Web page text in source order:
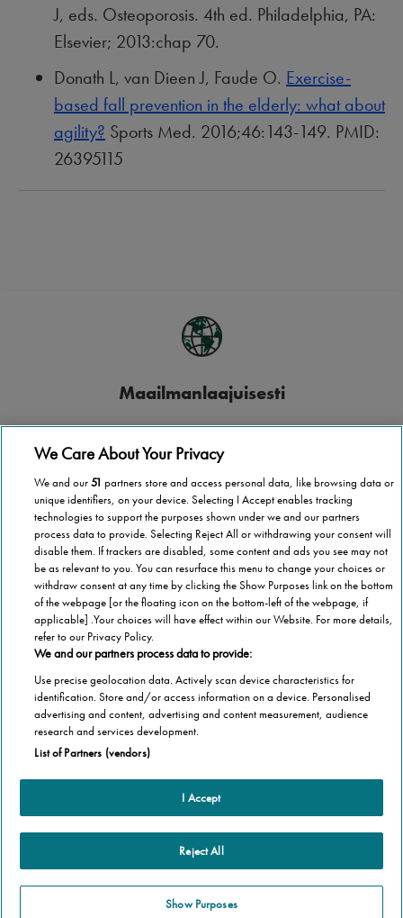
J, eds. Osteoporosis. 4th ed. Philadelphia, PA:
Elsevier; 2013:chap 70.
Donath L, van Dieen J, Faude O. Exercise-
based fall prevention in the elderly: what about
agility? Sports Med. 2016;46:143-149. PMID:
26395115
Maailmanlaajuisesti
Stannah toimii yli 40 maassa.
Paikallisesti
Asuitpa missä tahansa Suomessa, Stannah tulee luoksesi.
1 000 000 porrashissiä
Stannah on asentanut yli 1 000 000 porrashissiä
Kaareviin portaikkoihin
Suoriin portaikkoihin
Ota yhteyttä
We Care About Your Privacy
We and our51 partners store and access personal data, like browsing data or
unique identifiers, on your device. Selecting I Accept enables tracking
technologies to support the purposes shown under we and our partners
process data to provide. Selecting Reject All or withdrawing your consent will
disable them. If trackers are disabled, some content and ads you see may not
be as relevant to you. You can resurface this menu to change your choices or
withdraw consent at any time by clicking the Show Purposes link on the bottom
of the webpage [or the floating icon on the bottom-left of the webpage, if
applicable] .Your choices will have effect within our Website. For more details,
refer to our Privacy Policy.
We and our partners process data to provide:
Use precise geolocation data. Actively scan device characteristics for
identification. Store and/or access information on a device. Personalised
advertising and content, advertising and content measurement, audience
research and services development.
List of Partners (vendors)
I Accept
Reject All
Show Purposes